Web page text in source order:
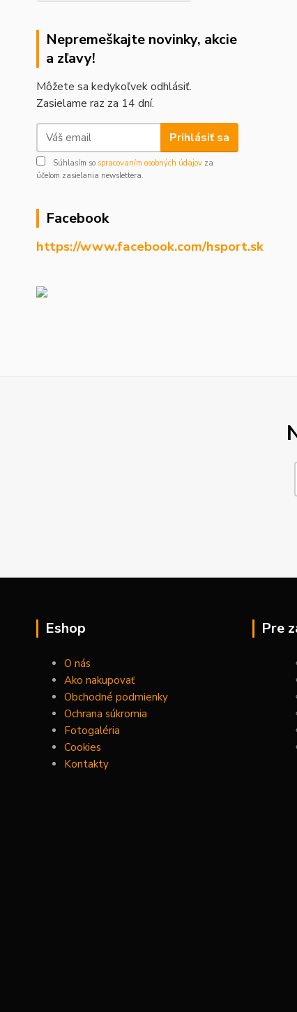
Nepremeškajte novinky, akcie
a zľavy!
Môžete sa kedykoľvek odhlásiť.
Zasielame raz za 14 dní.
Prihlásiť sa
Súhlasím so spracovaním osobných údajov za
účelom zasielania newslettera.
Facebook
https://www.facebook.com/hsport.sk
Eshop
O nás
Ako nakupovať
Obchodné podmienky
Ochrana súkromia
Fotogaléria
Cookies
Kontakty
Pre